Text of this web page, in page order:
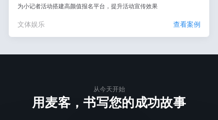
为小记者活动搭建高颜值报名平台，提升活动宣传效果
文体娱乐 查看案例
从今天开始
用麦客，书写您的成功故事